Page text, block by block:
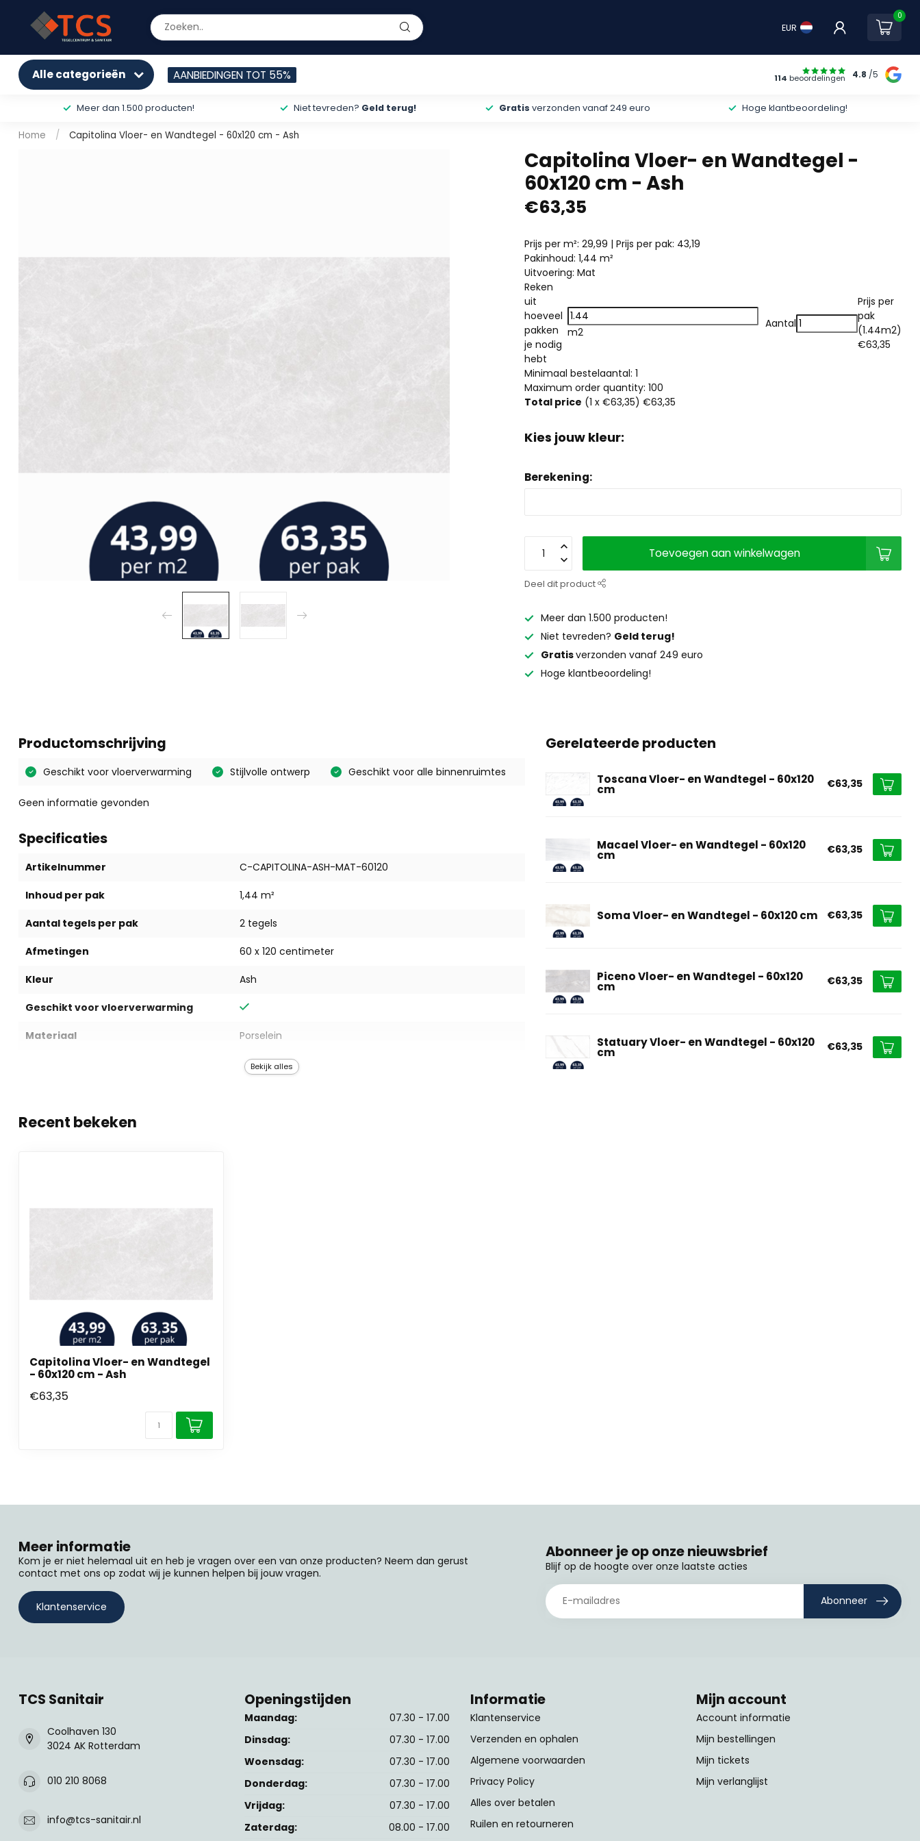
EUR
0
Alle categorieën AANBIEDINGEN TOT 55% 114 beoordelingen 4.8 /5
Meer dan 1.500 producten! Niet tevreden? Geld terug! Gratis verzonden vanaf 249 euro Hoge klantbeoordeling!
Home / Capitolina Vloer- en Wandtegel - 60x120 cm - Ash
Capitolina Vloer- en Wandtegel -
60x120 cm - Ash
€63,35
Prijs per m²: 29,99 | Prijs per pak: 43,19
Pakinhoud: 1,44 m²
Uitvoering: Mat
Reken
uit
hoeveel
pakken
je nodig
hebt
m2
Aantal
Prijs per
pak
(1.44m2)
€63,35
Minimaal bestelaantal: 1
Maximum order quantity: 100
Total price (1 x €63,35) €63,35
Kies jouw kleur:
Berekening:
Toevoegen aan winkelwagen
Deel dit product
Meer dan 1.500 producten!
Niet tevreden? Geld terug!
Gratisverzonden vanaf 249 euro
Hoge klantbeoordeling!
Productomschrijving
Geschikt voor vloerverwarming Stijlvolle ontwerp Geschikt voor alle binnenruimtes
Geen informatie gevonden
Specificaties
Artikelnummer C-CAPITOLINA-ASH-MAT-60120
Inhoud per pak 1,44 m²
Aantal tegels per pak 2 tegels
Afmetingen 60 x 120 centimeter
Kleur Ash
Geschikt voor vloerverwarming
Materiaal Porselein
Alle binnenruimtes
Bekijk alles
Gerelateerde producten
Toscana Vloer- en Wandtegel - 60x120
cm €63,35
Macael Vloer- en Wandtegel - 60x120
cm €63,35
Soma Vloer- en Wandtegel - 60x120 cm €63,35
Piceno Vloer- en Wandtegel - 60x120
cm €63,35
Statuary Vloer- en Wandtegel - 60x120
cm €63,35
Recent bekeken
Capitolina Vloer- en Wandtegel
- 60x120 cm - Ash
€63,35
Meer informatie
Kom je er niet helemaal uit en heb je vragen over een van onze producten? Neem dan gerust
contact met ons op zodat wij je kunnen helpen bij jouw vragen.
Klantenservice
Abonneer je op onze nieuwsbrief
Blijf op de hoogte over onze laatste acties
Abonneer
TCS Sanitair
Coolhaven 130
3024 AK Rotterdam
010 210 8068
info@tcs-sanitair.nl
Openingstijden
Maandag:
07.30 - 17.00
Dinsdag:
07.30 - 17.00
Woensdag:
07.30 - 17.00
Donderdag:
07.30 - 17.00
Vrijdag:
07.30 - 17.00
Zaterdag:
08.00 - 17.00
Informatie
Klantenservice
Verzenden en ophalen
Algemene voorwaarden
Privacy Policy
Alles over betalen
Ruilen en retourneren
Mijn account
Account informatie
Mijn bestellingen
Mijn tickets
Mijn verlanglijst